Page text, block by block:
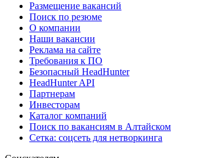
Размещение вакансий
Поиск по резюме
О компании
Наши вакансии
Реклама на сайте
Требования к ПО
Безопасный HeadHunter
HeadHunter API
Партнерам
Инвесторам
Каталог компаний
Поиск по вакансиям в Алтайском
Сетка: соцсеть для нетворкинга